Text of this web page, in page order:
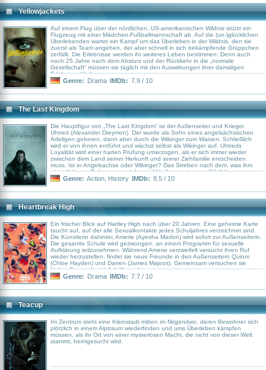
Fettnäpfchen tritt.
Yellowjackets
Auf einem Flug über der nördlichen, US-amerikanischen Wildnis stürzt ein
Flugzeug mit einer Mädchen-Fußballmannschaft ab. Auf die (un-)glücklichen
Überlebenden wartet ein Kampf um das Überleben in der Wildnis, den sie
zuerst als Team angehen, der aber schnell in sich bekämpfende Grüppchen
zerfällt. Die Erlebnisse werden ihr weiteres Leben bestimmen: Denn auch
noch 25 Jahre nach dem Absturz und der Rückkehr in die „normale
Gesellschaft“ müssen sie täglich mit den Auswirkungen ihrer damaligen
Erlebnisse klarkommen.
Genre: Drama IMDb: 7.9 / 10
The Last Kingdom
Die Hauptfigur von „The Last Kingdom“ ist der Außenseiter und Krieger
Uhtred (Alexander Dreymon). Der wurde als Sohn eines angelsächsischen
Adeligen geboren, dann aber durch die Wikinger zum Waisen. Schließlich
wird er von ihnen entführt und wächst selbst als Wikinger auf. Uhtreds
Loyalität wird einer harten Prüfung unterzogen, als er sich immer wieder
zwischen dem Land seiner Herkunft und seiner Ziehfamilie entscheiden
muss. Ist er Angelsachse oder Wikinger? Das Streben nach dem, was ihm
eigentlich von Geburt an zusteht, wird für ihn zu einem gefährlichen
Unterfangen.
Genre: Action History IMDb: 8.5 / 10
Heartbreak High
Ein frischer Blick auf Hartley High nach über 20 Jahren. Eine geheime Karte
taucht auf, auf der alle Sexualkontakte jedes Schuljahres verzeichnet sind.
Die Künstlerin dahinter, Amerie (Ayesha Madon) wird sofort zur Außenseiterin.
Die gesamte Schule wird gezwungen, an einem Programm für sexuelle
Aufklärung teilzunehmen. Während Amerie verzweifelt versucht ihren Ruf
wieder herzustellen, findet sie neue Freunde in den Außenseitern Quinni
(Chloe Hayden) und Darren (James Majoos). Gemeinsam versuchen sie
Liebe, Sex und natürlich Herzschmerz zu meistern.
Genre: Drama IMDb: 7.7 / 10
Teacup
Im Zentrum steht eine Kleinstadt mitten im Nirgendwo, deren Bewohner sich
plötzlich in einem Alptraum wiederfinden und ums Überleben kämpfen
müssen, als ihr Ort von einer mysteriösen Macht, die nicht von dieser Welt
stammt, heimgesucht wird.